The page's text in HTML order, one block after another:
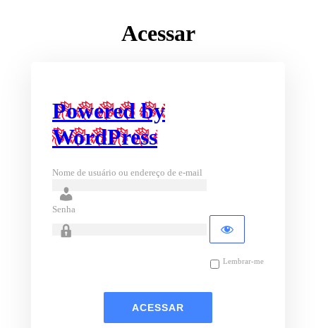
Acessar
Powered by
WordPress
Nome de usuário ou endereço de e-mail
Senha
Lembrar-me